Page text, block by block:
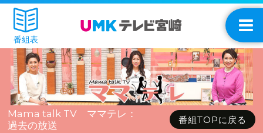
番組表
Mama talk TV ママテレ：
過去の放送
番組TOPに戻る